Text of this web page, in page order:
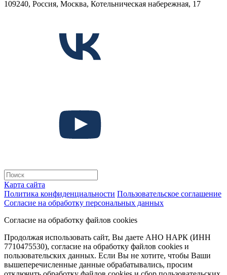
109240, Россия, Москва, Котельническая набережная, 17
Карта сайта
Политика конфиденциальности Пользовательское соглашение
Согласие на обработку персональных данных
Согласие на обработку файлов cookies
Продолжая использовать сайт, Вы даете АНО НАРК (ИНН
7710475530), согласие на обработку файлов cookies и
пользовательских данных. Если Вы не хотите, чтобы Ваши
вышеперечисленные данные обрабатывались, просим